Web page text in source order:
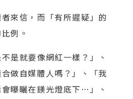
來信，而「有所遲疑」的
例。
是就要像網紅一樣？」、
合做自媒體人嗎？」、「我
曝曬在鎂光燈底下⋯」、